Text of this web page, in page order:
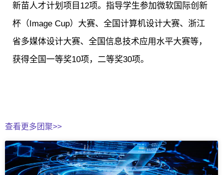
新苗人才计划项目12项。指导学生参加微软国际创新
杯（Image Cup）大赛、全国计算机设计大赛、浙江
省多媒体设计大赛、全国信息技术应用水平大赛等，
获得全国一等奖10项，二等奖30项。
查看更多团聚>>